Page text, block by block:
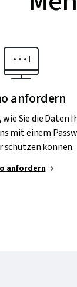
anfordern
wie Sie die Daten
mit einem
schützen können.
anfordern